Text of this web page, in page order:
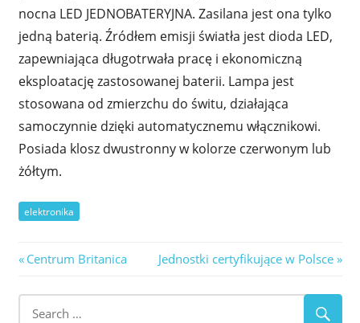
nocna LED JEDNOBATERYJNA. Zasilana jest ona tylko
jedną baterią. Źródłem emisji światła jest dioda LED,
zapewniająca długotrwała pracę i ekonomiczną
eksploatację zastosowanej baterii. Lampa jest
stosowana od zmierzchu do świtu, działająca
samoczynnie dzięki automatycznemu włącznikowi.
Posiada klosz dwustronny w kolorze czerwonym lub
żółtym.
elektronika
Nawigacja
wpisu
Previous
Centrum Britanica
Next
Jednostki certyfikujące w Polsce